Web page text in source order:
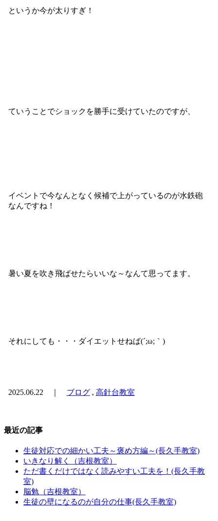
というか今が太りすぎ！
ていうことでショックを勝手に受けていたのですが、
イベントで今なんとなく候補で上がっているのが水鉄砲
なんですね！
暑い夏を吹き飛ばせたらいいな～なんて思ってます。
それにしても・・・ダイエットせねば(´;ω;｀)
2025.06.22 ｜ ブログ, 高針台教室
最近の記事
生徒対応での細かい工夫～褒め方編～(長久手教室)
いきなり解く（吉根教室）
ただ書くだけではなく読みやすい工夫を！(長久手教
室)
脳勉（吉根教室）
生徒の壁になるのが自分の仕事(長久手教室)